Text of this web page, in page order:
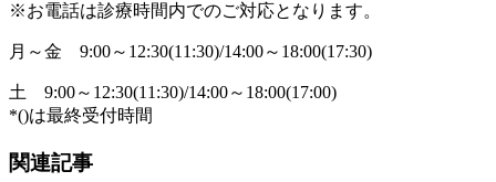
※お電話は診療時間内でのご対応となります。
月～金 9:00～12:30(11:30)/14:00～18:00(17:30)
土 9:00～12:30(11:30)/14:00～18:00(17:00)
*()は最終受付時間
関連記事